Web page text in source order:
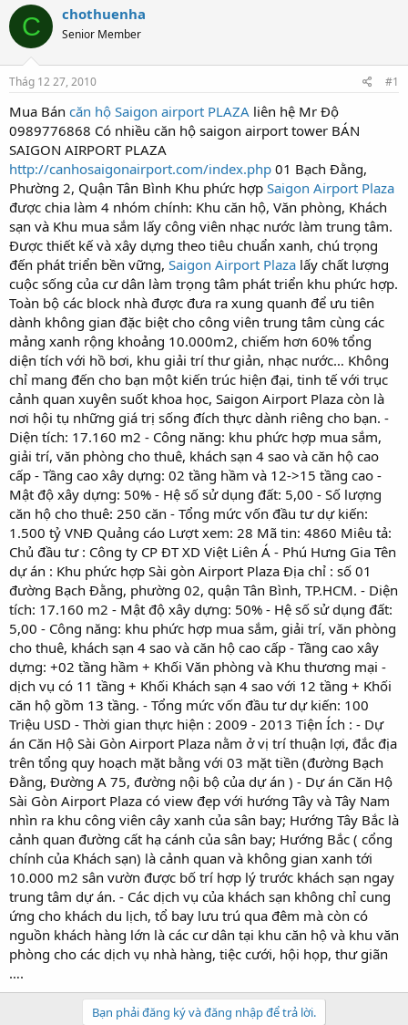
r
e
a
s
t
a
r
t
e
r
a
t
e
C chothuenha
Senior Member
Thág 12 27, 2010 #1
Mua Bán căn hộ Saigon airport PLAZA liên hệ Mr Độ
0989776868 Có nhiều căn hộ saigon airport tower BÁN
SAIGON AIRPORT PLAZA
http://canhosaigonairport.com/index.php 01 Bạch Đằng,
Phường 2, Quận Tân Bình Khu phức hợp Saigon Airport Plaza
được chia làm 4 nhóm chính: Khu căn hộ, Văn phòng, Khách
sạn và Khu mua sắm lấy công viên nhạc nước làm trung tâm.
Được thiết kế và xây dựng theo tiêu chuẩn xanh, chú trọng
đến phát triển bền vững, Saigon Airport Plaza lấy chất lượng
cuộc sống của cư dân làm trọng tâm phát triển khu phức hợp.
Toàn bộ các block nhà được đưa ra xung quanh để ưu tiên
dành không gian đặc biệt cho công viên trung tâm cùng các
mảng xanh rộng khoảng 10.000m2, chiếm hơn 60% tổng
diện tích với hồ bơi, khu giải trí thư giản, nhạc nước… Không
chỉ mang đến cho bạn một kiến trúc hiện đại, tinh tế với trục
cảnh quan xuyên suốt khoa học, Saigon Airport Plaza còn là
nơi hội tụ những giá trị sống đích thực dành riêng cho bạn. -
Diện tích: 17.160 m2 - Công năng: khu phức hợp mua sắm,
giải trí, văn phòng cho thuê, khách sạn 4 sao và căn hộ cao
cấp - Tầng cao xây dựng: 02 tầng hầm và 12->15 tầng cao -
Mật độ xây dựng: 50% - Hệ số sử dụng đất: 5,00 - Số lượng
căn hộ cho thuê: 250 căn - Tổng mức vốn đầu tư dự kiến:
1.500 tỷ VNĐ Quảng cáo Lượt xem: 28 Mã tin: 4860 Miêu tả:
Chủ đầu tư : Công ty CP ĐT XD Việt Liên Á - Phú Hưng Gia Tên
dự án : Khu phức hợp Sài gòn Airport Plaza Địa chỉ : số 01
đường Bạch Đằng, phường 02, quận Tân Bình, TP.HCM. - Diện
tích: 17.160 m2 - Mật độ xây dựng: 50% - Hệ số sử dụng đất:
5,00 - Công năng: khu phức hợp mua sắm, giải trí, văn phòng
cho thuê, khách sạn 4 sao và căn hộ cao cấp - Tầng cao xây
dựng: +02 tầng hầm + Khối Văn phòng và Khu thương mại -
dịch vụ có 11 tầng + Khối Khách sạn 4 sao với 12 tầng + Khối
căn hộ gồm 13 tầng. - Tổng mức vốn đầu tư dự kiến: 100
Triệu USD - Thời gian thực hiện : 2009 - 2013 Tiện Ích : - Dự
án Căn Hộ Sài Gòn Airport Plaza nằm ở vị trí thuận lợi, đắc địa
trên tổng quy hoạch mặt bằng với 03 mặt tiền (đường Bạch
Đằng, Đường A 75, đường nội bộ của dự án ) - Dự án Căn Hộ
Sài Gòn Airport Plaza có view đẹp với hướng Tây và Tây Nam
nhìn ra khu công viên cây xanh của sân bay; Hướng Tây Bắc là
cảnh quan đường cất hạ cánh của sân bay; Hướng Bắc ( cổng
chính của Khách sạn) là cảnh quan và không gian xanh tới
10.000 m2 sân vườn được bố trí hợp lý trước khách sạn ngay
trung tâm dự án. - Các dịch vụ của khách sạn không chỉ cung
ứng cho khách du lịch, tổ bay lưu trú qua đêm mà còn có
nguồn khách hàng lớn là các cư dân tại khu căn hộ và khu văn
phòng cho các dịch vụ nhà hàng, tiệc cưới, hội họp, thư giãn
….
Bạn phải đăng ký và đăng nhập để trả lời.